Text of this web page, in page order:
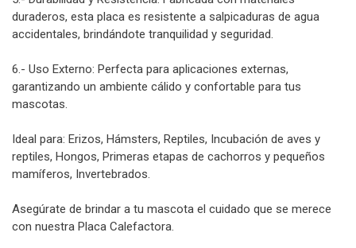
duraderos, esta placa es resistente a salpicaduras de agua
accidentales, brindándote tranquilidad y seguridad.
6.- Uso Externo: Perfecta para aplicaciones externas,
garantizando un ambiente cálido y confortable para tus
mascotas.
Ideal para: Erizos, Hámsters, Reptiles, Incubación de aves y
reptiles, Hongos, Primeras etapas de cachorros y pequeños
mamíferos, Invertebrados.
Asegúrate de brindar a tu mascota el cuidado que se merece
con nuestra Placa Calefactora.